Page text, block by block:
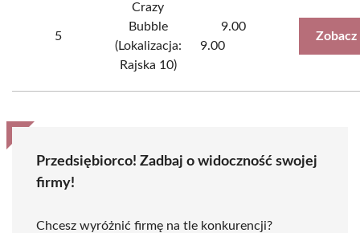
5
Crazy
Bubble
(Lokalizacja:
Rajska 10)
9.00
9.00
Zobacz
Przedsiębiorco! Zadbaj o widoczność swojej
firmy!
Chcesz wyróżnić firmę na tle konkurencji?